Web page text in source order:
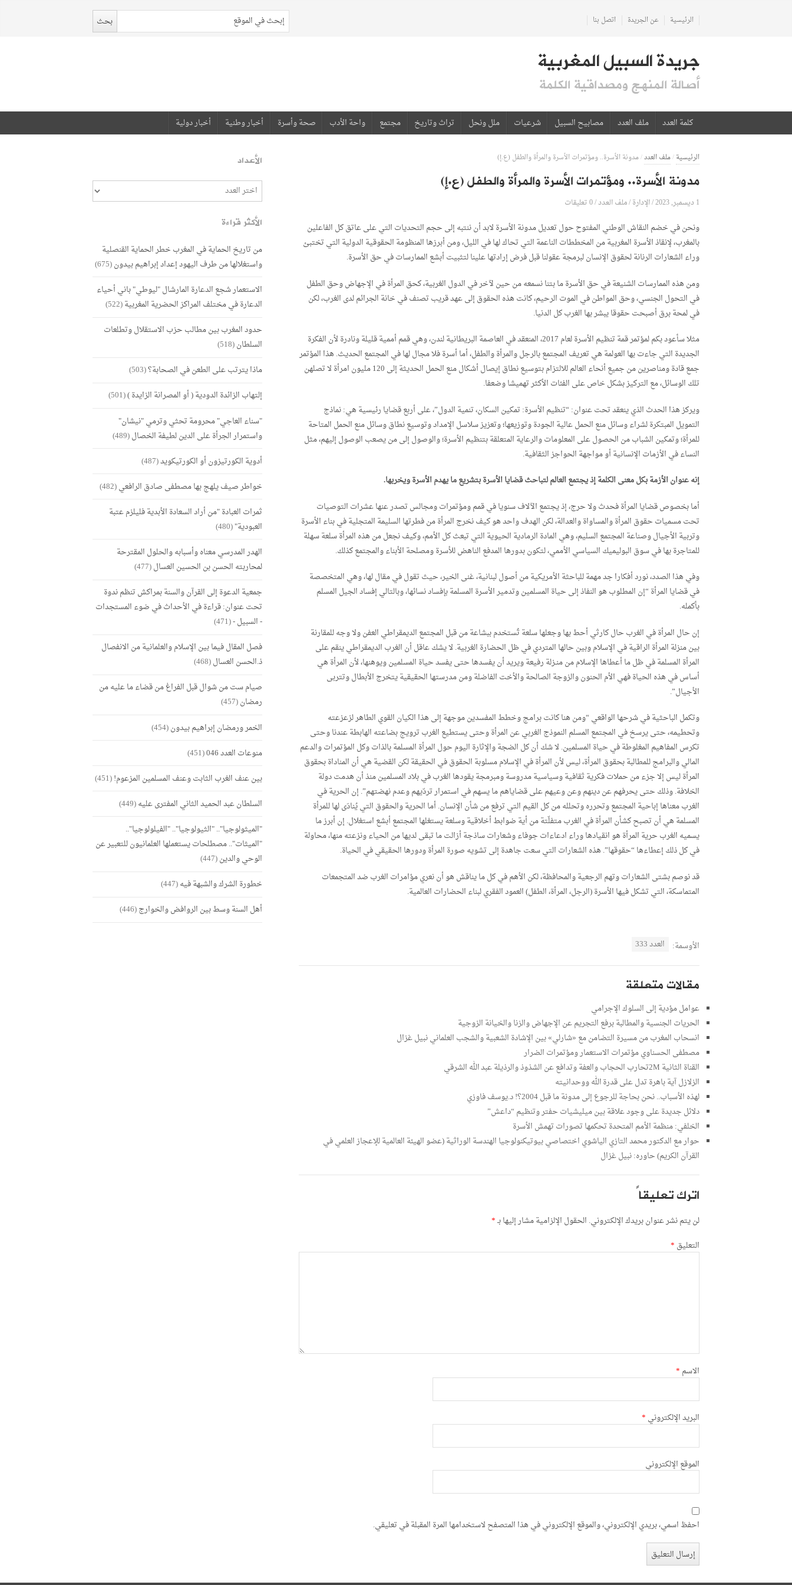
الرئيسية عن الجريدة اتصل بنا
جريدة السبيل المغربية
أصالة المنهج ومصداقية الكلمة
كلمة العدد ملف العدد مصابيح السبيل شرعيات ملل ونحل تراث وتاريخ مجتمع واحة الأدب صحة وأسرة أخبار وطنية أخبار دولية
الرئيسية/ملف العدد/مدونة الأسرة.. ومؤتمرات الأسرة والمرأة والطفل (ع.إ)
مدونة الأسرة.. ومؤتمرات الأسرة والمرأة والطفل (ع.إ)
1 ديسمبر, 2023 /الإدارة/ملف العدد/0 تعليقات
ونحن في خضم النقاش الوطني المفتوح حول تعديل مدونة الأسرة لابد أن ننتبه إلى حجم التحديات التي على عاتق كل الفاعلين
بالمغرب، لإنقاذ الأسرة المغربية من المخططات الناعمة التي تحاك لها في الليل، ومن أبرزها المنظومة الحقوقية الدولية التي تختبئ
وراء الشعارات الرنانة لحقوق الإنسان لبرمجة عقولنا قبل فرض إرادتها علينا لتثبيت أبشع الممارسات في حق الأسرة.
ومن هذه الممارسات الشنيعة في حق الأسرة ما بتنا نسمعه من حين لآخر في الدول الغربية، كحق المرأة في الإجهاض وحق الطفل
في التحول الجنسي، وحق المواطن في الموت الرحيم، كانت هذه الحقوق إلى عهد قريب تصنف في خانة الجرائم لدى الغرب، لكن
في لمحة برق أصبحت حقوقا يبشر بها الغرب كل الدنيا.
مثلا سأعود بكم لمؤتمر قمة تنظيم الأسرة لعام 2017، المنعقد في العاصمة البريطانية لندن، وهي قمم أممية قليلة ونادرة لأن الفكرة
الجديدة التي جاءت بها العولمة هي تعريف المجتمع بالرجل والمرأة والطفل، أما أسرة فلا مجال لها في المجتمع الحديث. هذا المؤتمر
جمع قادة ومناصرين من جميع أنحاء العالم للالتزام بتوسيع نطاق إيصال أشكال منع الحمل الحديثة إلى 120 مليون امرأة لا تصلهن
تلك الوسائل، مع التركيز بشكل خاص على الفئات الأكثر تهميشا وضعفا.
ويركز هذا الحدث الذي ينعقد تحت عنوان: “تنظيم الأسرة: تمكين السكان، تنمية الدول”، على أربع قضايا رئيسية هي: نماذج
التمويل المبتكرة لشراء وسائل منع الحمل عالية الجودة وتوزيعها؛ وتعزيز سلاسل الإمداد وتوسيع نطاق وسائل منع الحمل المتاحة
للمرأة؛ وتمكين الشباب من الحصول على المعلومات والرعاية المتعلقة بتنظيم الأسرة؛ والوصول إلى من يصعب الوصول إليهم، مثل
النساء في الأزمات الإنسانية أو مواجهة الحواجز الثقافية.
إنه عنوان الأزمة بكل معنى الكلمة إذ يجتمع العالم لتباحث قضايا الأسرة بتشريع ما يهدم الأسرة ويخربها.
أما بخصوص قضايا المرأة فحدث ولا حرج، إذ يجتمع الآلاف سنويا في قمم ومؤتمرات ومجالس تصدر عنها عشرات التوصيات
تحت مسميات حقوق المرأة والمساواة والعدالة، لكن الهدف واحد هو كيف نخرج المرأة من فطرتها السليمة المتجلية في بناء الأسرة
وتربية الأجيال وصناعة المجتمع السليم، وهي المادة الرمادية الحيوية التي تبعث كل الأمم، وكيف نجعل من هذه المرأة سلعة سهلة
للمتاجرة بها في سوق البوليميك السياسي الأممي، لتكون بدورها المدفع الناهض للأسرة ومصلحة الأبناء والمجتمع كذلك.
وفي هذا الصدد، نورد أفكارا جد مهمة للباحثة الأمريكية من أصول لبنانية، غنى الخير، حيث تقول في مقال لها، وهي المتخصصة
في قضايا المرأة “إن المطلوب هو النفاذ إلى حياة المسلمين وتدمير الأسرة المسلمة بإفساد نسائها، وبالتالي إفساد الجيل المسلم
بأكمله.
إن حال المرأة في الغرب حال كارثي أحط بها وجعلها سلعة تُستخدم ببشاعة من قبل المجتمع الديمقراطي العفن ولا وجه للمقارنة
بين منزلة المرأة الراقية في الإسلام وبين حالها المتردي في ظل الحضارة الغربية. لا يشك عاقل أن الغرب الديمقراطي ينقم على
المرأة المسلمة في ظل ما أعطاها الإسلام من منـزلة رفيعة ويريد أن يفسدها حتى يفسد حياة المسلمين ويوهنها، لأن المرأة هي
أساس في هذه الحياة فهي الأم الحنون والزوجة الصالحة والأخت الفاضلة ومن مدرستها الحقيقية يتخرج الأبطال وتتربى
الأجيال”.
وتكمل الباحثية في شرحها الواقعي “ومن هنا كانت برامج وخطط المفسدين موجهة إلى هذا الكيان القوي الطاهر لزعزعته
وتحطيمه، حتى يرسخ في المجتمع المسلم النموذج الغربي عن المرأة وحتى يستطيع الغرب ترويج بضاعته الهابطة عندنا وحتى
تكرس المفاهيم المغلوطة في حياة المسلمين. لا شك أن كل الضجة والإثارة اليوم حول المرأة المسلمة بالذات وكل المؤتمرات والدعم
المالي والبرامج للمطالبة بحقوق المرأة، ليس لأن المرأة في الإسلام مسلوبة الحقوق في الحقيقة لكن القضية هي أن المناداة بحقوق
المرأة ليس إلا جزء من حملات فكرية ثقافية وسياسية مدروسة ومبرمجة يقودها الغرب في بلاد المسلمين منذ أن هدمت دولة
الخلافة. وذلك حتى يحرفهم عن دينهم وعن وعيهم على قضاياهم ما يسهم في استمرار تردّيهم وعدم نهضتهم”. إن الحرية في
الغرب معناها إباحية المجتمع وتحرره وتحلله من كل القيم التي ترفع من شأن الإنسان. أما الحرية والحقوق التي يُنادَى لها للمرأة
المسلمة هي أن تصبح كشأن المرأة في الغرب متفلّتة من أية ضوابط أخلاقية وسلعة يستغلها المجتمع أبشع استغلال. إن أبرز ما
يسميه الغرب حرية المرأة هو انقيادها وراء ادعاءات جوفاء وشعارات ساذجة أزالت ما تبقى لديها من الحياء ونزعته منها، محاولة
في كل ذلك إعطاءها “حقوقها”. هذه الشعارات التي سعت جاهدة إلى تشويه صورة المرأة ودورها الحقيقي في الحياة.
قد نوصم بشتى الشعارات وتهم الرجعية والمحافظة، لكن الأهم في كل ما يناقش هو أن نعري مؤامرات الغرب ضد المتجمعات
المتماسكة، التي تشكل فيها الأسرة (الرجل، المرأة، الطفل) العمود الفقري لبناء الحضارات العالمية.
الأوسمة: العدد 333
مقالات متعلقة
عوامل مؤدية إلى السلوك الإجرامي
الحريات الجنسية والمطالبة برفع التجريم عن الإجهاض والزنا والخيانة الزوجية
انسحاب المغرب من مسيرة التضامن مع «شارلي» بين الإشادة الشعبية والشجب العلماني نبيل غزال
مصطفى الحسناوي مؤتمرات الاستعمار ومؤتمرات الضرار
القناة الثانية 2Mتحارب الحجاب والعفة وتدافع عن الشذوذ والرذيلة عبد الله الشرقي
الزلازل آية باهرة تدل على قدرة الله ووحدانيته
لهذه الأسباب.. نحن بحاجة للرجوع إلى مدونة ما قبل 2004؟! د.يوسف فاوزي
دلائل جديدة على وجود علاقة بين ميليشيات حفتر وتنظيم “داعش”
الخلفي: منظمة الأمم المتحدة تحكمها تصورات تهمش الأسرة
حوار مع الدكتور محمد التازي الياشوي اختصاصي بيوتيكنولوجيا الهندسة الوراثية (عضو الهيئة العالمية للإعجاز العلمي في
القرآن الكريم) حاوره: نبيل غزال
اترك تعليقاً
لن يتم نشر عنوان بريدك الإلكتروني. الحقول الإلزامية مشار إليها بـ*
التعليق *
الاسم *
البريد الإلكتروني *
الموقع الإلكتروني
احفظ اسمي، بريدي الإلكتروني، والموقع الإلكتروني في هذا المتصفح لاستخدامها المرة المقبلة في تعليقي.
الأعداد
الأكثر قراءة
من تاريخ الحماية في المغرب خطر الحماية القنصلية
واستغلالها من طرف اليهود إعداد إبراهيم بيدون(675)
الاستعمار شجع الدعارة المارشال "ليوطي" باني أحياء
الدعارة في مختلف المراكز الحضرية المغربية(522)
حدود المغرب بين مطالب حزب الاستقلال وتطلعات
السلطان(518)
ماذا يترتب على الطعن في الصحابة؟(503)
إلتهاب الزائدة الدودية ( أو المصرانة الزايدة )(501)
"سناء العاجي" محرومة تحثي وترمي "نيشان"
واستمرار الجرأة على الدين لطيفة الخصال(489)
أدوية الكورتيزون أو الكورتيكويد(487)
خواطر صيف يلهج بها مصطفى صادق الرافعي(482)
ثمرات العبادة "من أراد السعادة الأبدية فليلزم عتبة
العبودية"(480)
الهدر المدرسي معناه وأسبابه والحلول المقترحة
لمحاربته الحسن بن الحسين العسال(477)
جمعية الدعوة إلى القرآن والسنة بمراكش تنظم ندوة
تحت عنوان: قراءة في الأحداث في ضوء المستجدات
- السبيل -(471)
فصل المقال فيما بين الإسلام والعلمانية من الانفصال
ذ.الحسن العسال(468)
صيام ست من شوال قبل الفراغ من قضاء ما عليه من
رمضان(457)
الخمر ورمضان إبراهيم بيدون(454)
منوعات العدد 046
(451)
بين عنف الغرب الثابت وعنف المسلمين المزعوم!(451)
السلطان عبد الحميد الثاني المفترى عليه(449)
"الميثولوجيا".. "الثيولوجيا".. "الفيلولوجيا"..
"الميثات".. مصطلحات يستعملها العلمانيون للتعبير عن
الوحي والدين(447)
خطورة الشرك والشبهة فيه(447)
أهل السنة وسط بين الروافض والخوارج(446)